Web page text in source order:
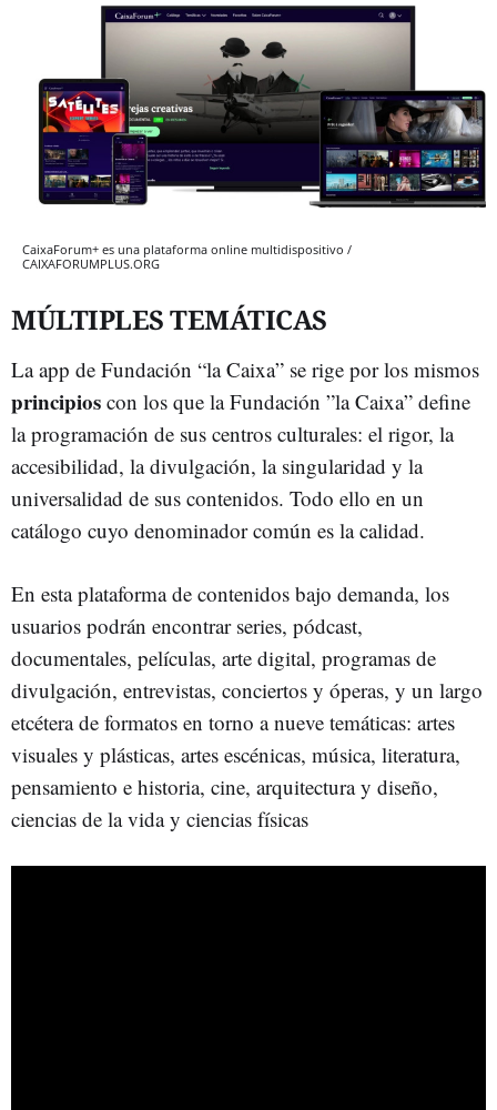
CaixaForum+ es una plataforma online multidispositivo /
CAIXAFORUMPLUS.ORG
MÚLTIPLES TEMÁTICAS
La app de Fundación “la Caixa” se rige por los mismos
principios con los que la Fundación ”la Caixa” define
la programación de sus centros culturales: el rigor, la
accesibilidad, la divulgación, la singularidad y la
universalidad de sus contenidos. Todo ello en un
catálogo cuyo denominador común es la calidad.
En esta plataforma de contenidos bajo demanda, los
usuarios podrán encontrar series, pódcast,
documentales, películas, arte digital, programas de
divulgación, entrevistas, conciertos y óperas, y un largo
etcétera de formatos en torno a nueve temáticas: artes
visuales y plásticas, artes escénicas, música, literatura,
pensamiento e historia, cine, arquitectura y diseño,
ciencias de la vida y ciencias físicas